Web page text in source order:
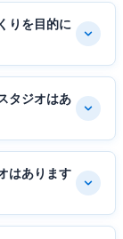
りを目的に
タジオはあ
はあります